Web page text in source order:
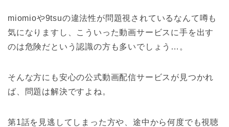
miomioや9tsuの違法性が問題視されているなんて噂も
気になりますし、こういった動画サービスに手を出す
のは危険だという認識の方も多いでしょう…。
そんな方にも安心の公式動画配信サービスが見つかれ
ば、問題は解決ですよね。
第1話を見逃してしまった方や、途中から何度でも視聴